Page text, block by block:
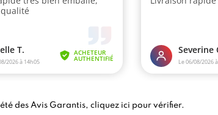
des Avis Garantis, cliquez ici pour vérifier.